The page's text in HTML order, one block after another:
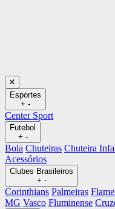
Esportes
+ -
Center Sport
Futebol
+ -
Bola Chuteiras Chuteira
Acessórios
Clubes Brasileiros
+ -
Corinthians Palmeiras
MG Vasco Fluminense